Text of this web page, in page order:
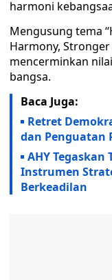
harmoni
Mengusung tema
Harmony,
mencerminkan
bangsa.
Baca Juga:
Retret
dan Penguatan
AHY
Instrumen
Berkeadilan